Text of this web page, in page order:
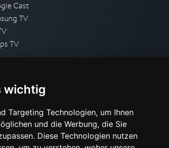
wichtig
Targeting Technologien, um Ihnen
und die Werbung, die Sie
Diese Technologien nutzen
Cast
TV
TV
stellen
& SUPPORT
gestellte Fragen